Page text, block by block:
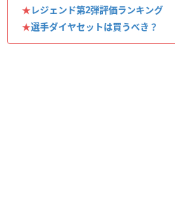
★レジェンド第2弾評価ランキング
★選手ダイヤセットは買うべき？